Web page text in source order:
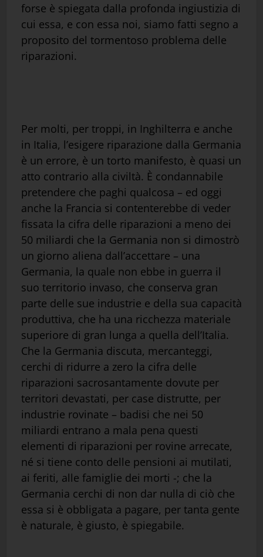
forse è spiegata dalla profonda ingiustizia di
cui essa, e con essa noi, siamo fatti segno a
proposito del tormentoso problema delle
riparazioni.
Per molti, per troppi, in Inghilterra e anche
in Italia, l’esigere riparazione dalla Germania
è un errore, è un torto manifesto, è quasi un
atto contrario alla civiltà. È condannabile
pretendere che paghi qualcosa – ed oggi
anche la Francia si contenterebbe di veder
fissata la cifra delle riparazioni a meno dei
50 miliardi che la Germania non si dimostrò
un giorno aliena dall’accettare – una
Germania, la quale non ebbe in guerra il
suo territorio invaso, che conserva gran
parte delle sue industrie e della sua capacità
produttiva, che ha una ricchezza materiale
superiore di gran lunga a quella dell’Italia.
Che la Germania discuta, mercanteggi,
cerchi di ridurre a zero la cifra delle
riparazioni sacrosantamente dovute per
territori devastati, per case distrutte, per
industrie rovinate – badisi che nei 50
miliardi entrano a mala pena questi
elementi di riparazioni per rovine arrecate,
né si tiene conto delle pensioni ai mutilati,
ai feriti, alle famiglie dei morti -; che la
Germania cerchi di non dar nulla di ciò che
essa si è obbligata a pagare, per tanta gente
è naturale, è giusto, è spiegabile.